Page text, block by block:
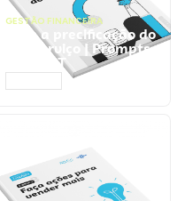
GESTÃO FINANCEIRA
Faça a precificação do
seu serviço | Prompts
ChatGPT